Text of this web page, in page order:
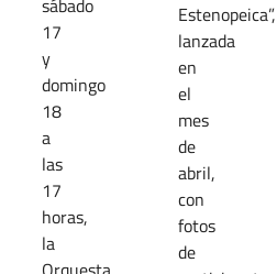
sábado
17
y
domingo
18
a
las
17
horas,
la
Estenopeica”,
lanzada
en
el
mes
de
abril,
con
fotos
de